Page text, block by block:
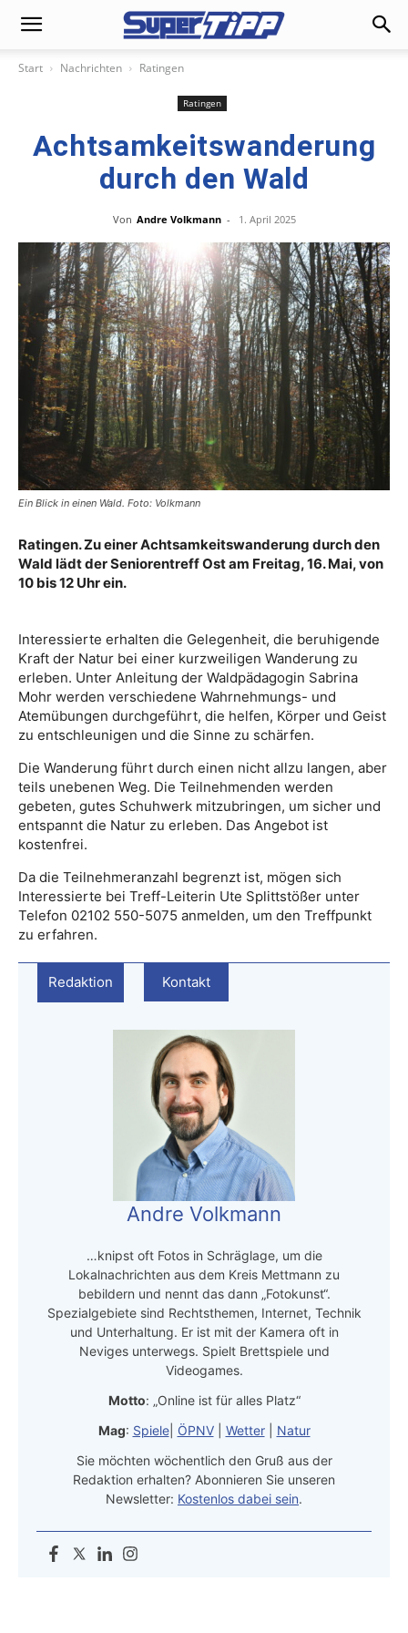
Start Nachrichten Ratingen
Ratingen
Achtsamkeitswanderung
durch den Wald
Von Andre Volkmann - 1. April 2025
Ein Blick in einen Wald. Foto: Volkmann
Ratingen. Zu einer Achtsamkeitswanderung durch den
Wald lädt der Seniorentreff Ost am Freitag, 16. Mai, von
10 bis 12 Uhr ein.
Interessierte erhalten die Gelegenheit, die beruhigende
Kraft der Natur bei einer kurzweiligen Wanderung zu
erleben. Unter Anleitung der Waldpädagogin Sabrina
Mohr werden verschiedene Wahrnehmungs- und
Atemübungen durchgeführt, die helfen, Körper und Geist
zu entschleunigen und die Sinne zu schärfen.
Die Wanderung führt durch einen nicht allzu langen, aber
teils unebenen Weg. Die Teilnehmenden werden
gebeten, gutes Schuhwerk mitzubringen, um sicher und
entspannt die Natur zu erleben. Das Angebot ist
kostenfrei.
Da die Teilnehmeranzahl begrenzt ist, mögen sich
Interessierte bei Treff-Leiterin Ute Splittstößer unter
Telefon 02102 550-5075 anmelden, um den Treffpunkt
zu erfahren.
Redaktion Kontakt
Andre Volkmann
…knipst oft Fotos in Schräglage, um die
Lokalnachrichten aus dem Kreis Mettmann zu
bebildern und nennt das dann „Fotokunst“.
Spezialgebiete sind Rechtsthemen, Internet, Technik
und Unterhaltung. Er ist mit der Kamera oft in
Neviges unterwegs. Spielt Brettspiele und
Videogames.
Motto: „Online ist für alles Platz“
Mag: Spiele| ÖPNV| Wetter| Natur
Sie möchten wöchentlich den Gruß aus der
Redaktion erhalten? Abonnieren Sie unseren
Newsletter: Kostenlos dabei sein.